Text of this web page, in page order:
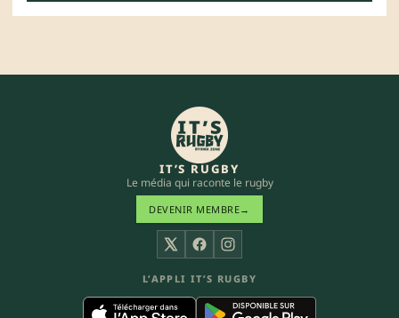
IT’S RUGBY
Le média qui raconte le rugby
DEVENIR MEMBRE→
X FacebookInstagram
L’APPLI IT’S RUGBY